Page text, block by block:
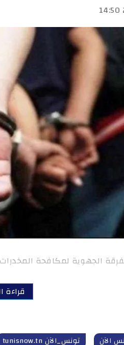
الجهوية لمكافحة
قراءة
الآن تونس_الآن tunisnow.tn